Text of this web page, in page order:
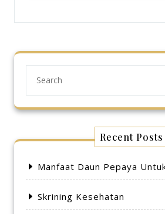
Recent Posts
Manfaat Daun Pepaya
Skrining Kesehatan